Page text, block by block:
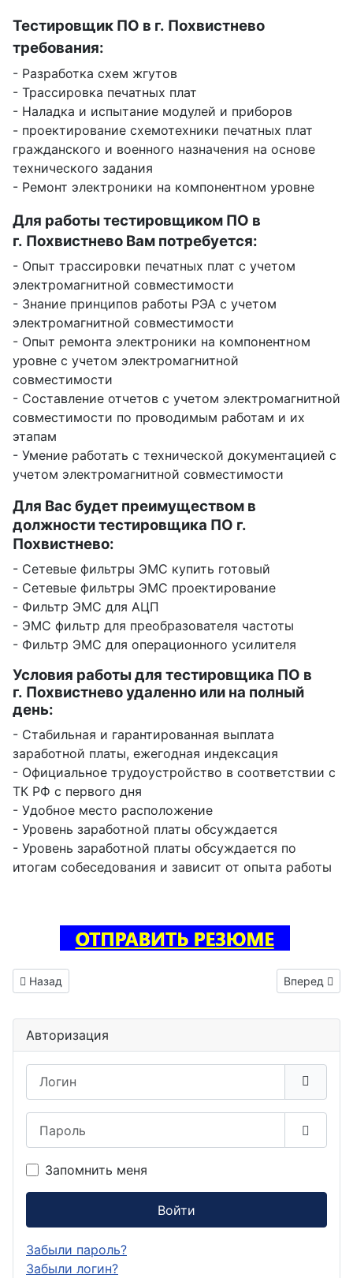
Тестировщик ПО в г. Похвистнево
требования:
- Разработка схем жгутов
- Трассировка печатных плат
- Наладка и испытание модулей и приборов
- проектирование схемотехники печатных плат
гражданского и военного назначения на основе
технического задания
- Ремонт электроники на компонентном уровне
Для работы тестировщиком ПО в
г. Похвистнево Вам потребуется:
- Опыт трассировки печатных плат с учетом
электромагнитной совместимости
- Знание принципов работы РЭА с учетом
электромагнитной совместимости
- Опыт ремонта электроники на компонентном
уровне с учетом электромагнитной
совместимости
- Составление отчетов с учетом электромагнитной
совместимости по проводимым работам и их
этапам
- Умение работать с технической документацией с
учетом электромагнитной совместимости
Для Вас будет преимуществом в
должности тестировщика ПО г.
Похвистнево:
- Сетевые фильтры ЭМС купить готовый
- Сетевые фильтры ЭМС проектирование
- Фильтр ЭМС для АЦП
- ЭМС фильтр для преобразователя частоты
- Фильтр ЭМС для операционного усилителя
Условия работы для тестировщика ПО в
г. Похвистнево удаленно или на полный
день:
- Стабильная и гарантированная выплата
заработной платы, ежегодная индексация
- Официальное трудоустройство в соответствии с
ТК РФ с первого дня
- Удобное место расположение
- Уровень заработной платы обсуждается
- Уровень заработной платы обсуждается по
итогам собеседования и зависит от опыта работы
Предыдущий: Инженер схемотехник РЭА вакансия Тында
Назад Следующий:
Вперед
Авторизация
Запомнить меня
Войти
Забыли пароль?
Забыли логин?